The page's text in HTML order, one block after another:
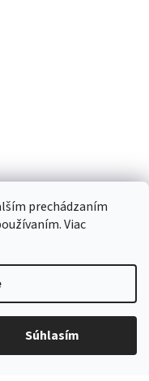
prechádzaním
Viac
Súhlasím